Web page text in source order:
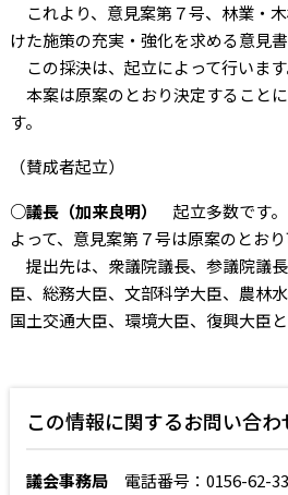
これより、意見案第７号、林業・
けた施策の充実・強化を求める意見
この採決は、起立によって行います
本案は原案のとおり決定すること
す。
（賛成者起立）
○議長（加来良明）
起立多数です。
よって、意見案第７号は原案のとおり
提出先は、衆議院議長、参議院議
臣、総務大臣、文部科学大臣、農林
国土交通大臣、環境大臣、復興大臣と
この情報に関するお問い合わ
議会事務局電話番号：0156-62-